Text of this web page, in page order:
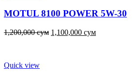
MOTUL 8100 POWER 5W-30
1,200,000сум 1,100,000 сум
Quick view